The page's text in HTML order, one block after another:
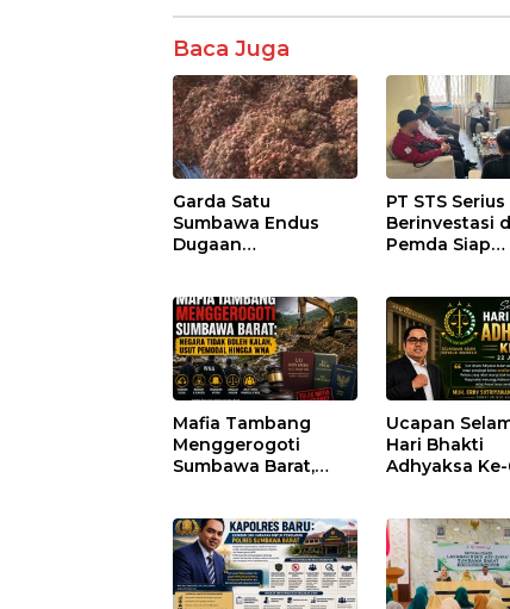
Baca Juga
Garda Satu
Sumbawa Endus
Dugaan
Manipulasi Asal-Usul
Benih Bawang
Merah senilai Rp 7,5
Miliar
PT STS Serius
Berinvestasi
Pemda Siap
Kepatuhan
Mafia Tambang
Menggerogoti
Sumbawa Barat,
hingga WNA
Ucapan
Hari Bhakti
Adhyaksa